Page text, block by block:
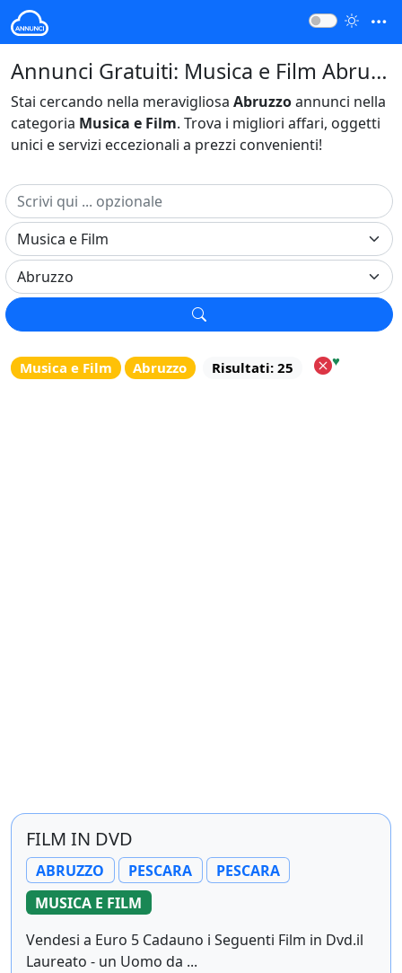
Annunci Gratuiti: Musica e Film Abruzzo Italia
Stai cercando nella meravigliosa Abruzzoannunci nella
categoria Musica e Film. Trova i migliori affari, oggetti
unici e servizi eccezionali a prezzi convenienti!
Musica e Film Abruzzo Risultati: 25 ♥
FILM IN DVD
ABRUZZO PESCARA
PESCARA
MUSICA E FILM
Vendesi a Euro 5 Cadauno i Seguenti Film in Dvd.il
Laureato - un Uomo da ...